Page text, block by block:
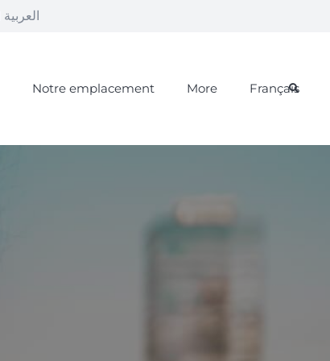
العربية
Notre emplacement More Français